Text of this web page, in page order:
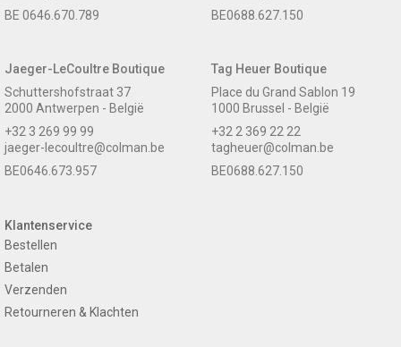
BE 0646.670.789
BE0688.627.150
Jaeger-LeCoultre Boutique
Schuttershofstraat 37
2000 Antwerpen - België
+32 3 269 99 99
jaeger-lecoultre@colman.be
BE0646.673.957
Tag Heuer Boutique
Place du Grand Sablon 19
1000 Brussel - België
+32 2 369 22 22
tagheuer@colman.be
BE0688.627.150
Klantenservice
Bestellen
Betalen
Verzenden
Retourneren & Klachten